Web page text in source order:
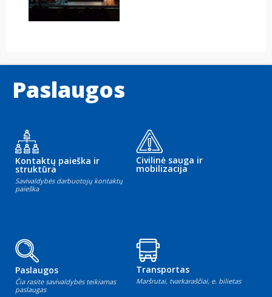
Paslaugos
Kontaktų paieška ir
struktūra
Savivaldybės darbuotojų kontaktų
paieška
Civilinė sauga ir
mobilizacija
Paslaugos
Čia rasite savivaldybės teikiamas
paslaugas
Transportas
Maršrutai, tvarkaraščiai, e. bilietas